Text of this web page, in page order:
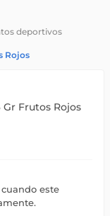
deportivos
Rojos
Frutos Rojos
este